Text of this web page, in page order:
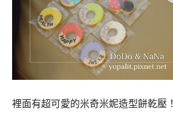
裡面有超可愛的米奇米妮造型餅乾壓！